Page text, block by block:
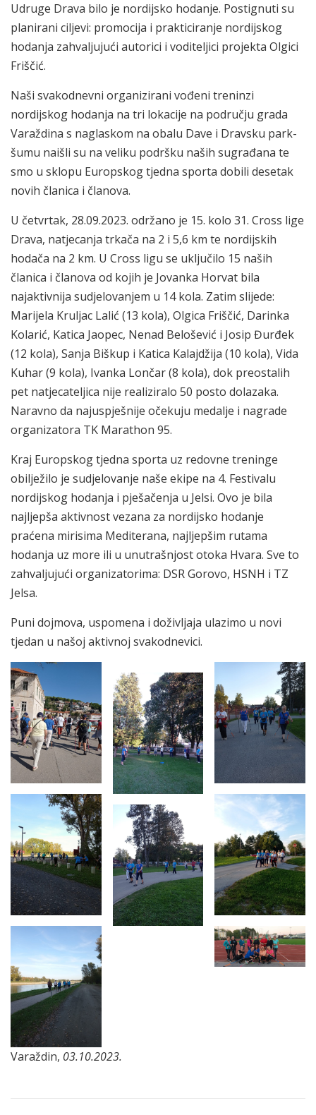
Udruge Drava bilo je nordijsko hodanje. Postignuti su
planirani ciljevi: promocija i prakticiranje nordijskog
hodanja zahvaljujući autorici i voditeljici projekta Olgici
Friščić.
Naši svakodnevni organizirani vođeni treninzi
nordijskog hodanja na tri lokacije na području grada
Varaždina s naglaskom na obalu Dave i Dravsku park-
šumu naišli su na veliku podršku naših sugrađana te
smo u sklopu Europskog tjedna sporta dobili desetak
novih članica i članova.
U četvrtak, 28.09.2023. održano je 15. kolo 31. Cross lige
Drava, natjecanja trkača na 2 i 5,6 km te nordijskih
hodača na 2 km. U Cross ligu se uključilo 15 naših
članica i članova od kojih je Jovanka Horvat bila
najaktivnija sudjelovanjem u 14 kola. Zatim slijede:
Marijela Kruljac Lalić (13 kola), Olgica Friščić, Darinka
Kolarić, Katica Jaopec, Nenad Belošević i Josip Đurđek
(12 kola), Sanja Biškup i Katica Kalajdžija (10 kola), Vida
Kuhar (9 kola), Ivanka Lončar (8 kola), dok preostalih
pet natjecateljica nije realiziralo 50 posto dolazaka.
Naravno da najuspješnije očekuju medalje i nagrade
organizatora TK Marathon 95.
Kraj Europskog tjedna sporta uz redovne treninge
obilježilo je sudjelovanje naše ekipe na 4. Festivalu
nordijskog hodanja i pješačenja u Jelsi. Ovo je bila
najljepša aktivnost vezana za nordijsko hodanje
praćena mirisima Mediterana, najljepšim rutama
hodanja uz more ili u unutrašnjost otoka Hvara. Sve to
zahvaljujući organizatorima: DSR Gorovo, HSNH i TZ
Jelsa.
Puni dojmova, uspomena i doživljaja ulazimo u novi
tjedan u našoj aktivnoj svakodnevici.
Varaždin, 03.10.2023.